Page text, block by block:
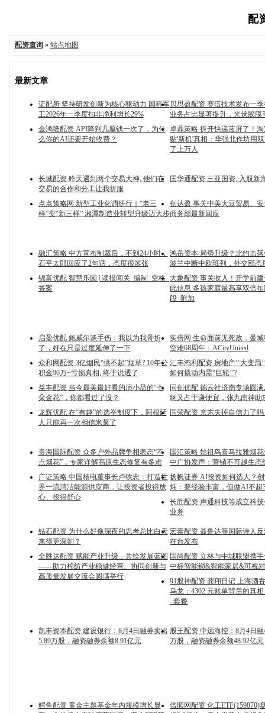
配
配资查询» 站点地图
最新文章
证配所 坚持研发创新为核心驱动力 国科军
工2026年一季度扣非净利增长29%
贝思盈配资 赛伍技术发布一
业务占比显著提升，光伏胶膜
金鸿隆配资 API降到几厘钱一次了，为什
么你的AI还要开始收费？
卓鼎策略 拆开快递蓝屏了！
贴'新机'真相：华强北作坊用
了上万人
长城配资 昨天遇到两个交易大神, 他们在
交易的合作和分工让我折服
国华通配资 三亚国资, 入股新
点点策略网 新型工业化调研行｜“老三
样”变“新三样” 湘潭制造业转型升级迈大步
创达盈 事关中美大豆贸易、
商务部最新回应
融汇策略 中方宣布制裁后，不到24小时，
石平太郎回应了2句话，态度很嚣张
鸿岳资本 局势升级？北约击
波兰中断中欧班列，外交部态
锦富优配 智慧乐园 | 读报闯关_编制_空格_
答案
大象配资 事关收入！开学前
此信息 多孩家庭最高享双倍
段_附加
启盈优配 鲍威尔谈手伤：我以为我骨折
了，好在只是过度延伸了一下
实倍网 生命面前无死敌，曼
空难68周年：ACityUnited
众和网配资 3亿烟民“供不起”烟草? 10年公
积金96万+亏损真相, 终于说透了
汇丰鸿利配资 房地产‘‘大变局
如何撬动内需“巨轮’’?
益丰配资 当今最美最好看的演小品的“七
朵金花”，你都看过了没？
同创优配 德云社济南专场圆
纲又占于谦便宜，张九南神助
龙辉优配 在“有趣”的选举制度下，阿根廷
人只能再一次相信米莱了
国荣配资 京东失掉自信力了
贵海国际配资 众多户外品牌争相表态“不
点烟花”，专家详解高原生态修复有多难
国汇策略 始祖鸟喜马拉雅烟
中广协发声：营销不可越生态
广证策略 中国核电董事长卢铁忠：打造世
界一流清洁能源供应商，让投资者投得放
心、投得舒心
扬帆证券 AI投资如何选人？
炜：要经验丰富，但做AI不超
长胜配资 声通科技等成立科
业务
钻石配资 为什么好像深夜的思考总比白天
来得更深刻？
宏泰配资 聂鲁达等国际诗人
在台发布
全胜达配资 赋能产业升级，共绘发展蓝图
——助力棉纺产业稳健经营、协同创新与
高质量发展交流会圆满举行
国尚配资 立林与中城联盟携
中标智能锁&智能家居&可视
91股神配资 龚翔日记 上海酒
乌龙：4302 元账单背后的真
_套餐
凯丰资本配资 建设银行：8月4日融券卖出
5.89万股，融资融券余额8.91亿元
股王配资 中远海控：8月4日
万股，融资融券余额48.92亿元
鳄鱼配资 黄金主题基金年内规模增长显
倍顺网配资 化工ETF(159870)